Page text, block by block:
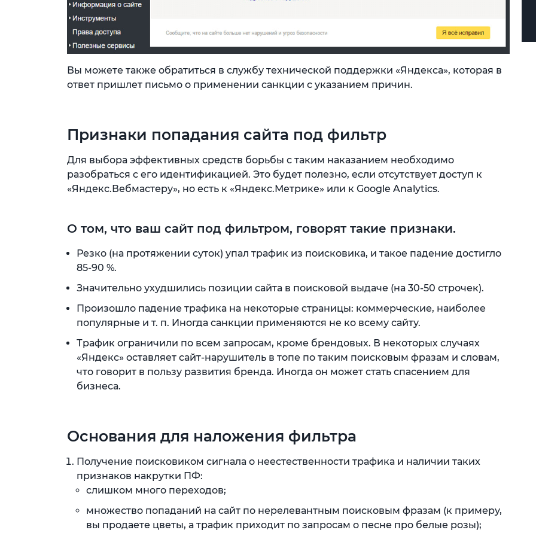
Вы можете также обратиться в службу технической поддержки «Яндекса», которая в
ответ пришлет письмо о применении санкции с указанием причин.
Признаки попадания сайта под фильтр
Для выбора эффективных средств борьбы с таким наказанием необходимо
разобраться с его идентификацией. Это будет полезно, если отсутствует доступ к
«Яндекс.Вебмастеру», но есть к «Яндекс.Метрике» или к Google Analytics.
О том, что ваш сайт под фильтром, говорят такие признаки.
Резко (на протяжении суток) упал трафик из поисковика, и такое падение достигло
85-90 %.
Значительно ухудшились позиции сайта в поисковой выдаче (на 30-50 строчек).
Произошло падение трафика на некоторые страницы: коммерческие, наиболее
популярные и т. п. Иногда санкции применяются не ко всему сайту.
Трафик ограничили по всем запросам, кроме брендовых. В некоторых случаях
«Яндекс» оставляет сайт-нарушитель в топе по таким поисковым фразам и словам,
что говорит в пользу развития бренда. Иногда он может стать спасением для
бизнеса.
Основания для наложения фильтра
Получение поисковиком сигнала о неестественности трафика и наличии таких
признаков накрутки ПФ:
слишком много переходов;
множество попаданий на сайт по нерелевантным поисковым фразам (к примеру,
вы продаете цветы, а трафик приходит по запросам о песне про белые розы);